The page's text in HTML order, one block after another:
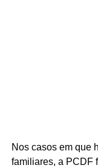
Nos casos em que
familiares, a PCDF